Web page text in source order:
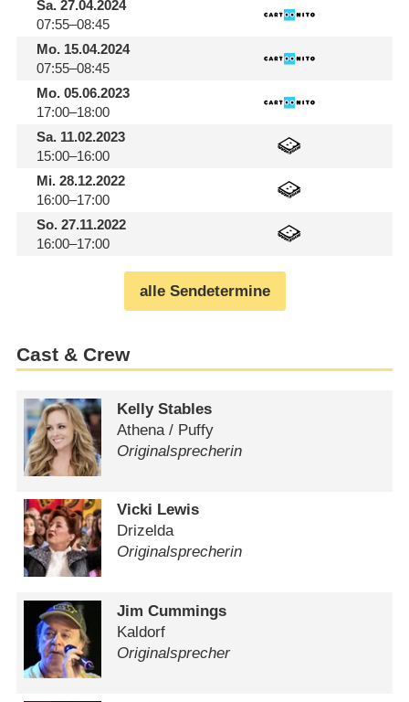
Sa.27.04.2024
07:55–08:45
Mo.15.04.2024
07:55–08:45
Mo.05.06.2023
17:00–18:00
Sa.11.02.2023
15:00–16:00
Mi.28.12.2022
16:00–17:00
So.27.11.2022
16:00–17:00
alle Sendetermine
Cast & Crew
Kelly Stables
Athena /​ Puffy
Originalsprecherin
Vicki Lewis
Drizelda
Originalsprecherin
Jim Cummings
Kaldorf
Originalsprecher